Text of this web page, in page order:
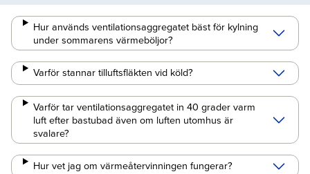
Hur används ventilationsaggregatet bäst för kylning
under sommarens värmeböljor?
Varför stannar tilluftsfläkten vid köld?
Varför tar ventilationsaggregatet in 40 grader varm
luft efter bastubad även om luften utomhus är
svalare?
Hur vet jag om värmeåtervinningen fungerar?